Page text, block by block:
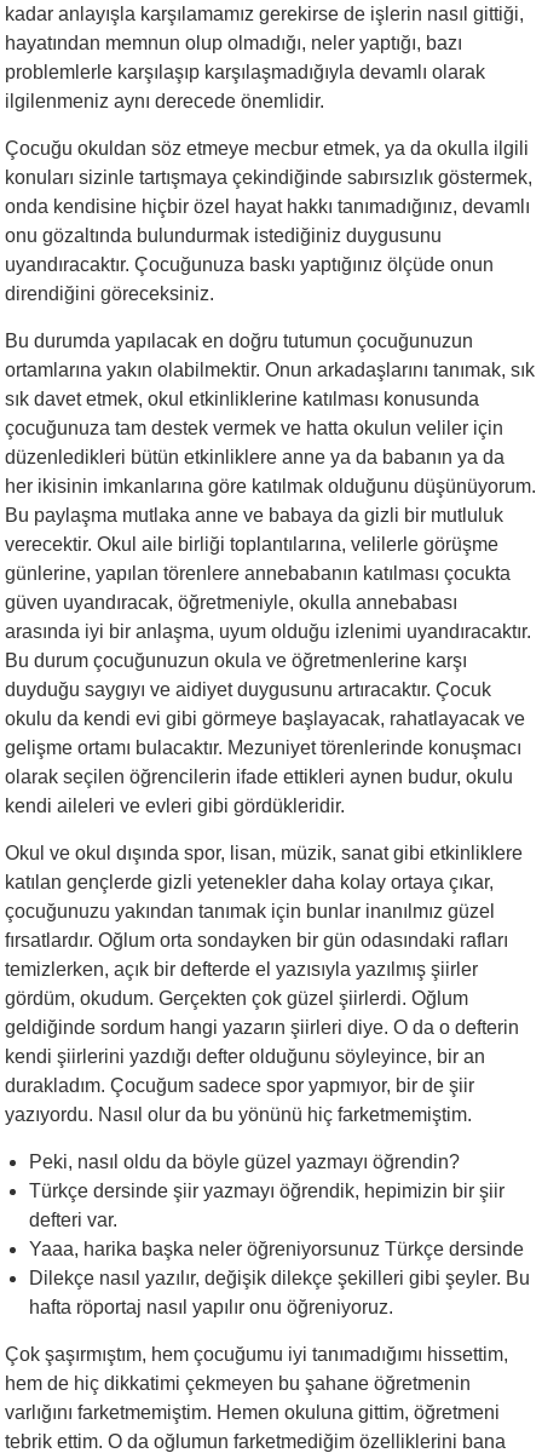
kadar anlayışla karşılamamız gerekirse de işlerin nasıl gittiği,
hayatından memnun olup olmadığı, neler yaptığı, bazı
problemlerle karşılaşıp karşılaşmadığıyla devamlı olarak
ilgilenmeniz aynı derecede önemlidir.
Çocuğu okuldan söz etmeye mecbur etmek, ya da okulla ilgili
konuları sizinle tartışmaya çekindiğinde sabırsızlık göstermek,
onda kendisine hiçbir özel hayat hakkı tanımadığınız, devamlı
onu gözaltında bulundurmak istediğiniz duygusunu
uyandıracaktır. Çocuğunuza baskı yaptığınız ölçüde onun
direndiğini göreceksiniz.
Bu durumda yapılacak en doğru tutumun çocuğunuzun
ortamlarına yakın olabilmektir. Onun arkadaşlarını tanımak, sık
sık davet etmek, okul etkinliklerine katılması konusunda
çocuğunuza tam destek vermek ve hatta okulun veliler için
düzenledikleri bütün etkinliklere anne ya da babanın ya da
her ikisinin imkanlarına göre katılmak olduğunu düşünüyorum.
Bu paylaşma mutlaka anne ve babaya da gizli bir mutluluk
verecektir. Okul aile birliği toplantılarına, velilerle görüşme
günlerine, yapılan törenlere annebabanın katılması çocukta
güven uyandıracak, öğretmeniyle, okulla annebabası
arasında iyi bir anlaşma, uyum olduğu izlenimi uyandıracaktır.
Bu durum çocuğunuzun okula ve öğretmenlerine karşı
duyduğu saygıyı ve aidiyet duygusunu artıracaktır. Çocuk
okulu da kendi evi gibi görmeye başlayacak, rahatlayacak ve
gelişme ortamı bulacaktır. Mezuniyet törenlerinde konuşmacı
olarak seçilen öğrencilerin ifade ettikleri aynen budur, okulu
kendi aileleri ve evleri gibi gördükleridir.
Okul ve okul dışında spor, lisan, müzik, sanat gibi etkinliklere
katılan gençlerde gizli yetenekler daha kolay ortaya çıkar,
çocuğunuzu yakından tanımak için bunlar inanılmız güzel
fırsatlardır. Oğlum orta sondayken bir gün odasındaki rafları
temizlerken, açık bir defterde el yazısıyla yazılmış şiirler
gördüm, okudum. Gerçekten çok güzel şiirlerdi. Oğlum
geldiğinde sordum hangi yazarın şiirleri diye. O da o defterin
kendi şiirlerini yazdığı defter olduğunu söyleyince, bir an
durakladım. Çocuğum sadece spor yapmıyor, bir de şiir
yazıyordu. Nasıl olur da bu yönünü hiç farketmemiştim.
Peki, nasıl oldu da böyle güzel yazmayı öğrendin?
Türkçe dersinde şiir yazmayı öğrendik, hepimizin bir şiir
defteri var.
Yaaa, harika başka neler öğreniyorsunuz Türkçe dersinde
Dilekçe nasıl yazılır, değişik dilekçe şekilleri gibi şeyler. Bu
hafta röportaj nasıl yapılır onu öğreniyoruz.
Çok şaşırmıştım, hem çocuğumu iyi tanımadığımı hissettim,
hem de hiç dikkatimi çekmeyen bu şahane öğretmenin
varlığını farketmemiştim. Hemen okuluna gittim, öğretmeni
tebrik ettim. O da oğlumun farketmediğim özelliklerini bana